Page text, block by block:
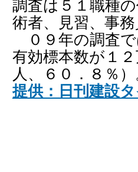
調査は５１職種
術者、見習、事
０９年の調査で
有効標本数が１
人、６０．８％
提供：日刊建設